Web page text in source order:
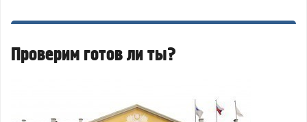
Проверим готов ли ты?